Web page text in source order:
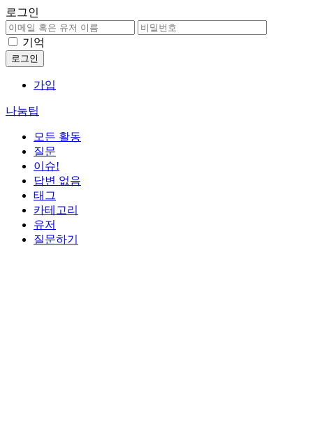
로그인
기억
가입
나눔팁
모든 활동
질문
이슈!
답변 없음
태그
카테고리
유저
질문하기